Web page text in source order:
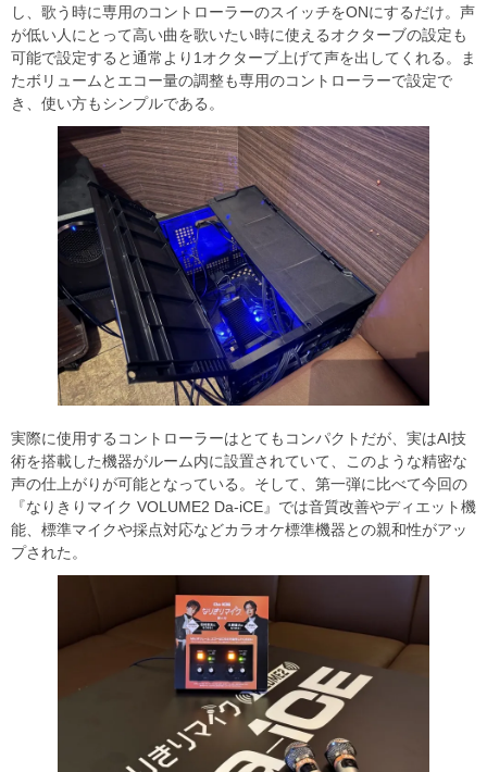
し、歌う時に専用のコントローラーのスイッチをONにするだけ。声
が低い人にとって高い曲を歌いたい時に使えるオクターブの設定も
可能で設定すると通常より1オクターブ上げて声を出してくれる。ま
たボリュームとエコー量の調整も専用のコントローラーで設定で
き、使い方もシンプルである。
実際に使用するコントローラーはとてもコンパクトだが、実はAI技
術を搭載した機器がルーム内に設置されていて、このような精密な
声の仕上がりが可能となっている。そして、第一弾に比べて今回の
『なりきりマイク VOLUME2 Da-iCE』では音質改善やディエット機
能、標準マイクや採点対応などカラオケ標準機器との親和性がアッ
プされた。